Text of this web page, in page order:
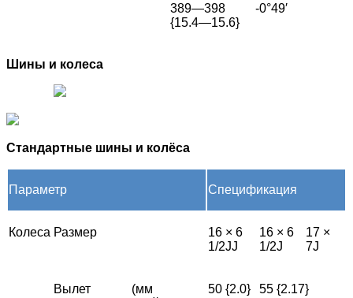
389—398
{15.4—15.6}
-0°49′
Шины и колеса
Стандартные шины и колёса
Параметр Спецификация
Колеса Размер
16 × 6
1/2JJ
16 × 6
1/2J
17 ×
7J
Вылет
(мм
50 {2.0} 55 {2.17}